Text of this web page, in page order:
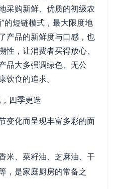
采购新鲜、优质的初级农
的短链模式，最大限度地
产品的新鲜度与口感，也
性，让消费者买得放心、
品大多强调绿色、无公
饮食的追求。
四季更迭
变化而呈现丰富多彩的面
米、菜籽油、芝麻油、干
，是家庭厨房的常备之